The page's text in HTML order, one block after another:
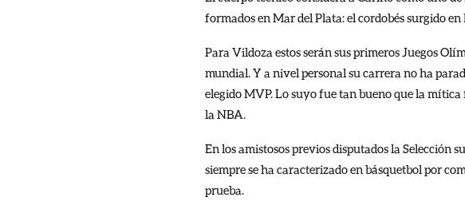
formados en Mar del Plata: el cordobés surgido
Para Vildoza estos serán sus primeros Juegos
mundial. Y a nivel personal su carrera no ha
elegido MVP. Lo suyo fue tan bueno que la
la NBA.
En los amistosos previos disputados la Selección
siempre se ha caracterizado en básquetbol por
prueba.